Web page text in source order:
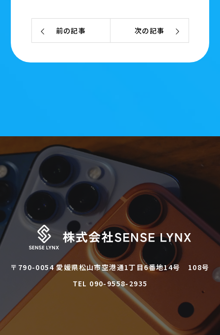
前の記事 次の記事
〒790-0054 愛媛県松山市空港通1丁目6番地14号 108号
TEL 090-9558-2935